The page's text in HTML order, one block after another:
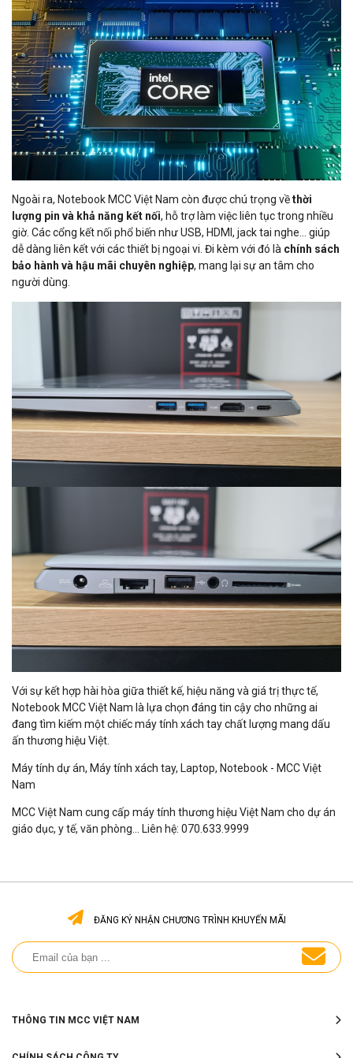
Ngoài ra, Notebook MCC Việt Nam còn được chú trọng vềthời
lượng pin và khả năng kết nối, hỗ trợ làm việc liên tục trong nhiều
giờ. Các cổng kết nối phổ biến như USB, HDMI, jack tai nghe… giúp
dễ dàng liên kết với các thiết bị ngoại vi. Đi kèm với đó là chính sách
bảo hành và hậu mãi chuyên nghiệp, mang lại sự an tâm cho
người dùng.
Với sự kết hợp hài hòa giữa thiết kế, hiệu năng và giá trị thực tế,
Notebook MCC Việt Nam là lựa chọn đáng tin cậy cho những ai
đang tìm kiếm một chiếc máy tính xách tay chất lượng mang dấu
ấn thương hiệu Việt.
Máy tính dự án, Máy tính xách tay, Laptop, Notebook - MCC Việt
Nam
MCC Việt Nam cung cấp máy tính thương hiệu Việt Nam cho dự án
giáo dục, y tế, văn phòng... Liên hệ: 070.633.9999
ĐĂNG KÝ NHẬN CHƯƠNG TRÌNH KHUYẾN MÃI
THÔNG TIN MCC VIỆT NAM